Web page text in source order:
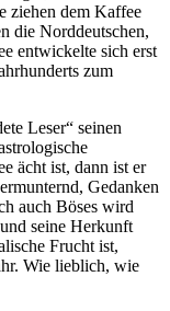
ziehen dem Kaffee
die Norddeutschen,
entwickelte sich erst
zum
Leser“ seinen
ächt ist, dann ist er
Gedanken
auch Böses wird
seine Herkunft
Frucht ist,
Wie lieblich, wie